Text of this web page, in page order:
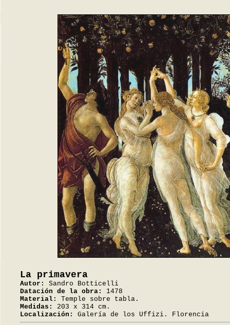
La primavera
Autor:
Sandro Botticelli
Datación de la obra:
1478
Material:
Temple sobre tabla.
Medidas:
203 x 314 cm.
Localización:
Galería de los Uffizi. Florencia